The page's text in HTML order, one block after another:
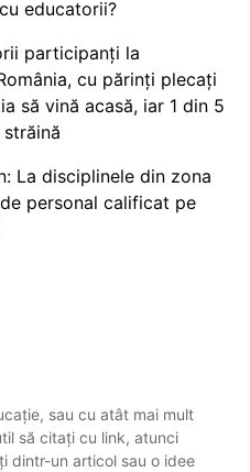
educatorii?
participanți la
cu părinți plecați
să vină acasă, iar 1 din 5
La disciplinele din zona
personal calificat pe
sau cu atât mai mult
să citați cu link, atunci
dintr-un articol sau o idee